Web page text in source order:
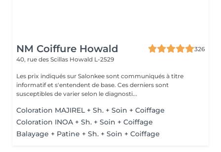
NM Coiffure Howald
326
40, rue des Scillas Howald L-2529
Les prix indiqués sur Salonkee sont communiqués à titre
informatif et s'entendent de base. Ces derniers sont
susceptibles de varier selon le diagnosti...
Coloration MAJIREL + Sh. + Soin + Coiffage
Coloration INOA + Sh. + Soin + Coiffage
Balayage + Patine + Sh. + Soin + Coiffage